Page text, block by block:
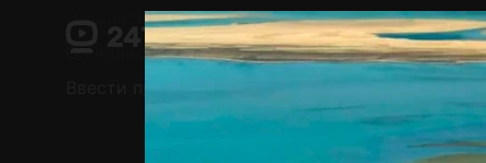
Поддержка:support@24h.tv
О сервисе
Пользовательское соглашение
Установить на ТВ